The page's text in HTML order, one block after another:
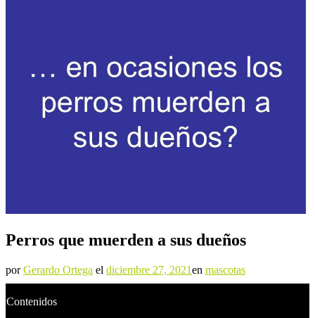
Perros que muerden a sus dueños
porGerardo Ortega el diciembre 27, 2021en mascotas
Contenidos